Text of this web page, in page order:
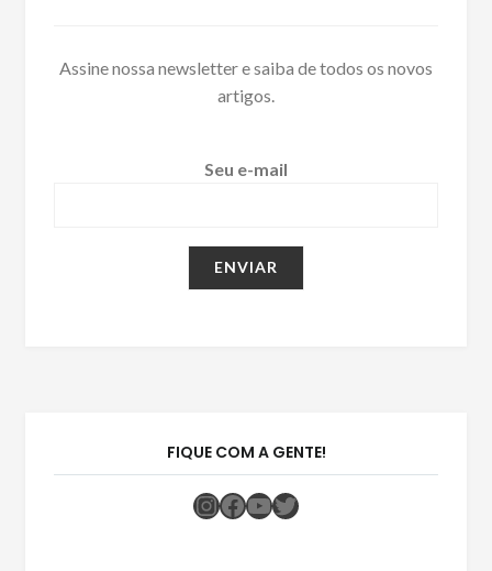
Assine nossa newsletter e saiba de todos os novos
artigos.
Seu e-mail
FIQUE COM A GENTE!
Instagram
Facebook
Youtube
Twitter